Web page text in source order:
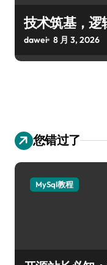
技术筑基，逻
dawei 8 月 3, 2026
您错过了
MySql教程